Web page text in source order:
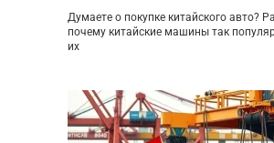
Думаете о покупке китайского авто?
почему китайские машины так
их